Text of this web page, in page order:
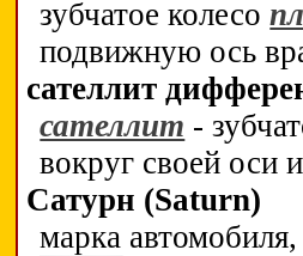
зубчатое колесо
подвижную ось
сателлит
сателлит -
вокруг своей оси
Сатурн (Saturn)
марка